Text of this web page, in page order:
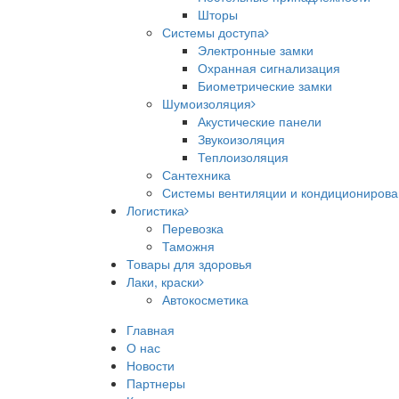
Шторы
Системы доступа
Электронные замки
Охранная сигнализация
Биометрические замки
Шумоизоляция
Акустические панели
Звукоизоляция
Теплоизоляция
Сантехника
Системы вентиляции и
Логистика
Перевозка
Таможня
Товары для здоровья
Лаки, краски
Автокосметика
Главная
О нас
Новости
Партнеры